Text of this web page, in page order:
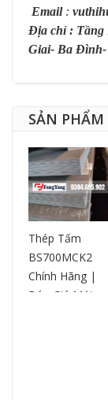
Email:
Địa chỉ : Tầng
Giai- Ba
SẢN PHẨM
Thép Tấm
BS700MCK2
Chính Hãng |
Báo Giá Mới